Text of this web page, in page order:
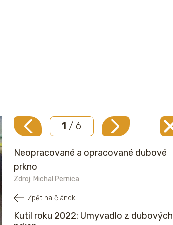
1 / 6
Neopracované a opracované dubové
prkno
Zdroj: Michal Pernica
Zpět na článek
Kutil roku 2022: Umyvadlo z dubových